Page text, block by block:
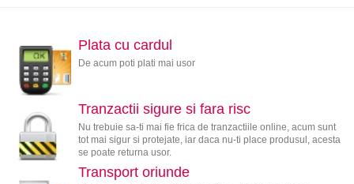
Plata cu cardul
De acum poti plati mai usor
Tranzactii sigure si fara risc
Nu trebuie sa-ti mai fie frica de tranzactiile online, acum sunt
tot mai sigur si protejate, iar daca nu-ti place produsul, acesta
se poate returna usor.
Transport oriunde